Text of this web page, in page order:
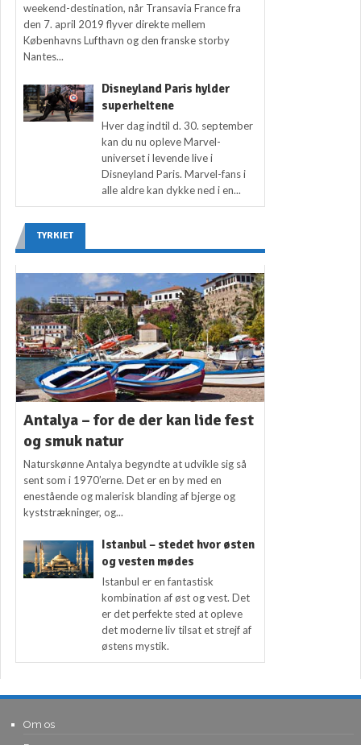
weekend-destination, når Transavia France fra
den 7. april 2019 flyver direkte mellem
Københavns Lufthavn og den franske storby
Nantes...
Disneyland Paris hylder
superheltene
Hver dag indtil d. 30. september
kan du nu opleve Marvel-
universet i levende live i
Disneyland Paris. Marvel-fans i
alle aldre kan dykke ned i en...
TYRKIET
Antalya – for de der kan lide fest
og smuk natur
Naturskønne Antalya begyndte at udvikle sig så
sent som i 1970’erne. Det er en by med en
enestående og malerisk blanding af bjerge og
kyststrækninger, og...
Istanbul – stedet hvor østen
og vesten mødes
Istanbul er en fantastisk
kombination af øst og vest. Det
er det perfekte sted at opleve
det moderne liv tilsat et strejf af
østens mystik.
Om os